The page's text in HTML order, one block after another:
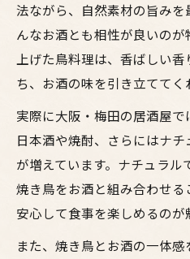
法ながら、自然素材の旨み
んなお酒とも相性が良いの
上げた鳥料理は、香ばしい
ち、お酒の味を引き立ててく
実際に大阪・梅田の居酒屋
日本酒や焼酎、さらにはナ
が増えています。ナチュラ
焼き鳥をお酒と組み合わせ
安心して食事を楽しめるのが
また、焼き鳥とお酒の一体